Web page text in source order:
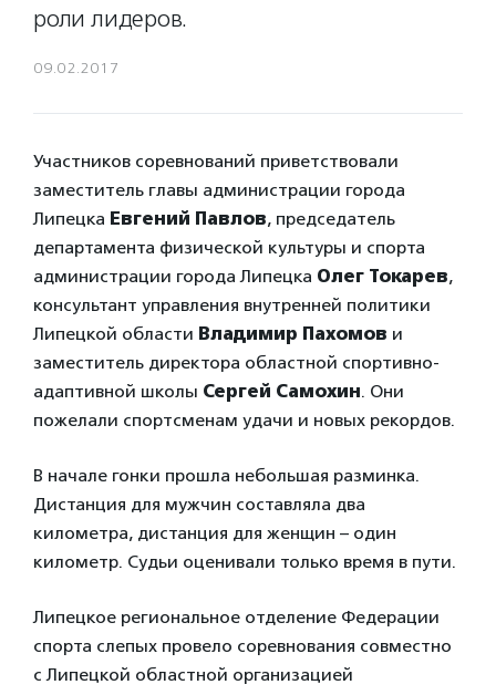
роли лидеров.
09.02.2017
Участников соревнований приветствовали
заместитель главы администрации города
Липецка Евгений Павлов, председатель
департамента физической культуры и спорта
администрации города Липецка Олег Токарев,
консультант управления внутренней политики
Липецкой области Владимир Пахомов и
заместитель директора областной спортивно-
адаптивной школы Сергей Самохин. Они
пожелали спортсменам удачи и новых рекордов.
В начале гонки прошла небольшая разминка.
Дистанция для мужчин составляла два
километра, дистанция для женщин – один
километр. Судьи оценивали только время в пути.
Липецкое региональное отделение Федерации
спорта слепых провело соревнования совместно
с Липецкой областной организацией